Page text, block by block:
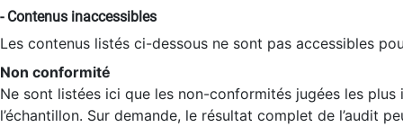
- Contenus inaccessibles
Les contenus listés ci-dessous ne sont pas accessibles
Non conformité
Ne sont listées ici que les non-conformités jugées les
l’échantillon. Sur demande, le résultat complet de l’audit